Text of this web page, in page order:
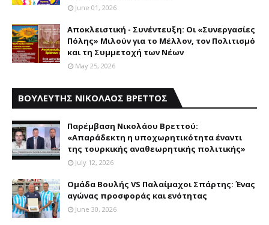
June 01, 2026
Αποκλειστική - Συνέντευξη: Οι «Συνεργασίες
Πόλης» Μιλούν για το Μέλλον, τον Πολιτισμό
και τη Συμμετοχή των Νέων
May 25, 2026
ΒΟΥΛΕΥΤΗΣ ΝΙΚΟΛΑΟΣ ΒΡΕΤΤΟΣ
Παρέμβαση Nικολάου Bρεττού:
«Aπαράδεκτη η υποχωρητικότητα έναντι
της τουρκικής αναθεωρητικής πολιτικής»
July 12, 2026
Ομάδα Βουλής VS Παλαίμαχοι Σπάρτης: Ένας
αγώνας προσφοράς και ενότητας
June 30, 2026